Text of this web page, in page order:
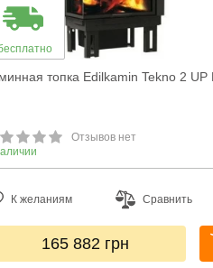
топка Edilkamin Tekno 2 UP
Отзывов нет
К желаниям Сравнить
165 882 грн